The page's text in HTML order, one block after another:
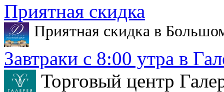
Приятная скидка
Приятная скидка в
Завтраки с 8:00 утра в
Торговый центр